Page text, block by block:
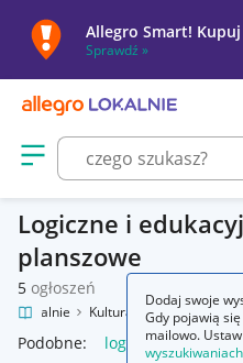
Allegro Smart!
Sprawdź »
Otwórz menu z kategoriami
Logiczne i
planszowe
5 ogłoszeń
Lokalnie Kultura i rozrywka Gry
Podobne: logiczne i
Dodaj swoje
Gdy pojawią
mailowo.
wyszukiwaniach